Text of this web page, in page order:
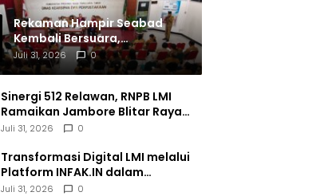
Rekaman Hampir Seabad
Kembali Bersuara,
Masyarakat Flores Hidupkan
Lagi Ingatan Leluhur
Juli 31, 2026 0
Sinergi 512 Relawan, RNPB LMI
Ramaikan Jambore Blitar Raya
2026
Juli 31, 2026 0
Transformasi Digital LMI melalui
Platform INFAK.IN dalam
Meningkatkan Penghimpunan
Juli 31, 2026 0